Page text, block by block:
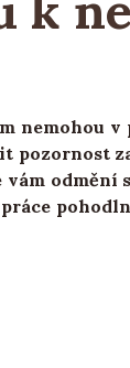
nemohou
vám